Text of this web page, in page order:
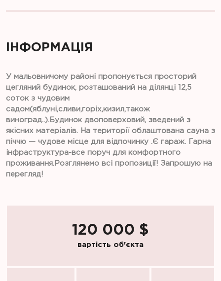
ІНФОРМАЦІЯ
У мальовничому районі пропонується просторий
цегляний будинок, розташований на ділянці 12,5
соток з чудовим
садом(яблуні,сливи,горіх,кизил,також
виноград..).Будинок двоповерховий, зведений з
якісних матеріалів. На території облаштована сауна з
піччю — чудове місце для відпочинку .Є гараж. Гарна
інфраструктура-все поруч для комфортного
проживання.Розглянемо всі пропозиції! Запрошую на
перегляд!
120 000 $
вартість об'єкта